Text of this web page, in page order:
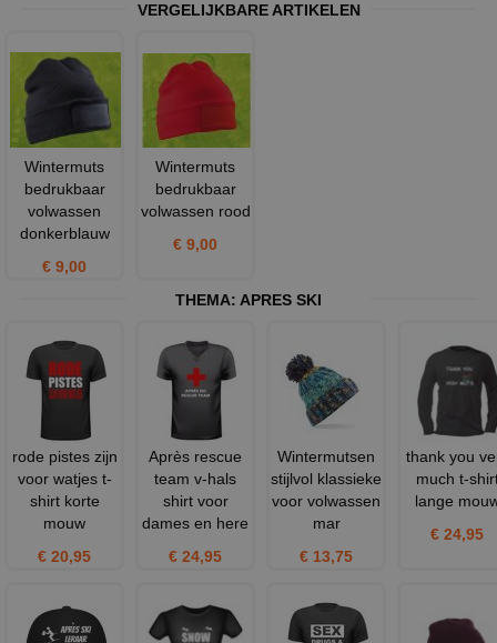
VERGELIJKBARE ARTIKELEN
Wintermuts
bedrukbaar
volwassen
donkerblauw
€ 9,00
Wintermuts
bedrukbaar
volwassen rood
€ 9,00
THEMA: APRES SKI
rode pistes zijn
voor watjes t-
shirt korte
mouw
€ 20,95
Après rescue
team v-hals
shirt voor
dames en here
€ 24,95
Wintermutsen
stijlvol klassieke
voor volwassen
mar
€ 13,75
thank you
much t-
lange
€ 24,95